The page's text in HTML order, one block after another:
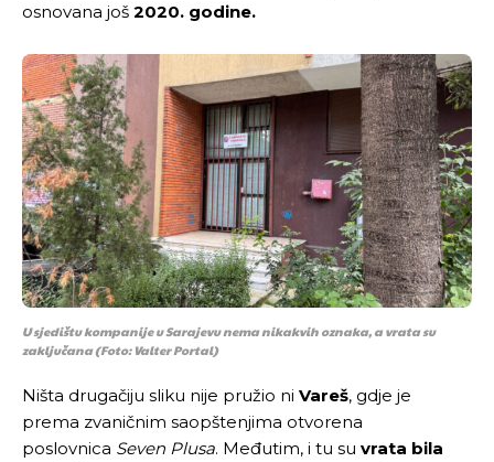
osnovana još 2020. godine.
U sjedištu kompanije u Sarajevu nema nikakvih oznaka, a vrata su
zaključana(Foto: Valter Portal)
Ništa drugačiju sliku nije pružio ni Vareš, gdje je
prema zvaničnim saopštenjima otvorena
poslovnica Seven Plusa. Međutim, i tu su vrata bila